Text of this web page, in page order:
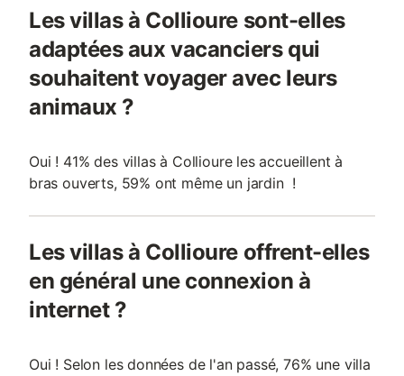
Les villas à Collioure sont-elles
adaptées aux vacanciers qui
souhaitent voyager avec leurs
animaux ?
Oui ! 41% des villas à Collioure les accueillent à
bras ouverts, 59% ont même un jardin !
Les villas à Collioure offrent-elles
en général une connexion à
internet ?
Oui ! Selon les données de l'an passé, 76% une villa